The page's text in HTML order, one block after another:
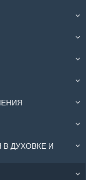
ДУХОВКЕ И